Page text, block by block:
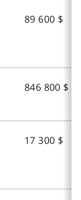
89 600 $
846 800 $
17 300 $